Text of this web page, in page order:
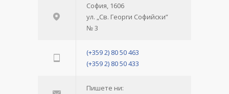
София, 1606
ул. „Св. Георги Софийски”
№ 3
(+359 2) 80 50 463
(+359 2) 80 50 433
Пишете ни: